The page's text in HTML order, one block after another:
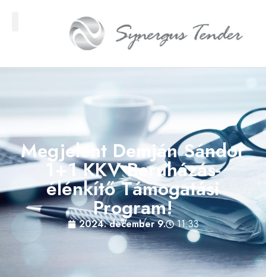
Megjelent Demján Sándor
1+1 KKV Beruházás-
élénkítő Támogatási
Program!
2024. december 9. 11:33